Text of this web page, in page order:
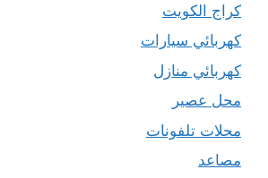
كراج الكويت
كهربائي سيارات
كهربائي منازل
محل عصير
محلات تلفونات
مصاعد